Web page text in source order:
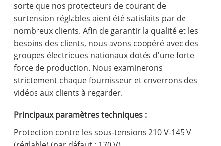
sorte que nos protecteurs de courant de
surtension réglables aient été satisfaits par de
nombreux clients. Afin de garantir la qualité et les
besoins des clients, nous avons coopéré avec des
groupes électriques nationaux dotés d'une forte
force de production. Nous examinerons
strictement chaque fournisseur et enverrons des
vidéos aux clients à regarder.
Principaux paramètres techniques :
Protection contre les sous-tensions 210 V-145 V